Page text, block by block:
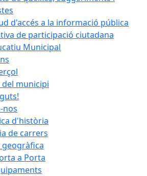
d'accés a la informació pública
de participació ciutadana
Municipal
municipi
nos
d'història
de carrers
a Porta